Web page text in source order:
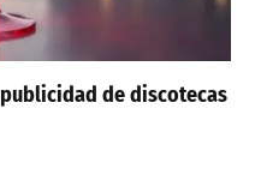
de discotecas